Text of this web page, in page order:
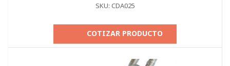
SKU: CDA025
COTIZAR PRODUCTO